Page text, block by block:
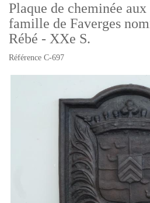
Plaque de cheminée aux
famille de Faverges
Rébé - XXe S.
Référence C-697